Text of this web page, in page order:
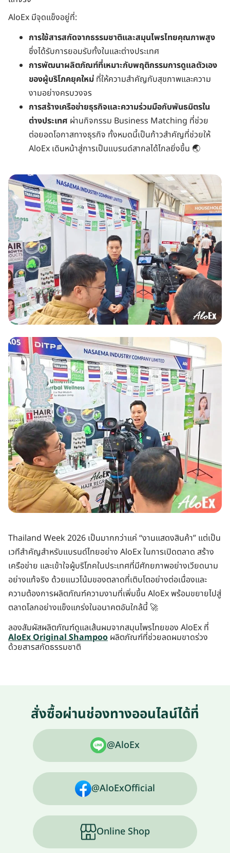
AloEx มีจุดแข็งอยู่ที่:
การใช้สารสกัดจากธรรมชาติและสมุนไพรไทยคุณภาพสูง
ซึ่งได้รับการยอมรับทั้งในและต่างประเทศ
การพัฒนาผลิตภัณฑ์ที่เหมาะกับพฤติกรรมการดูแลตัวเอง
ของผู้บริโภคยุคใหม่ ที่ให้ความสำคัญกับสุขภาพและความ
งามอย่างครบวงจร
การสร้างเครือข่ายธุรกิจและความร่วมมือกับพันธมิตรใน
ต่างประเทศ ผ่านกิจกรรม Business Matching ที่ช่วย
ต่อยอดโอกาสทางธุรกิจ ทั้งหมดนี้เป็นก้าวสำคัญที่ช่วยให้
AloEx เดินหน้าสู่การเป็นแบรนด์สากลได้ไกลยิ่งขึ้น 🌏
Thailand Week 2026 เป็นมากกว่าแค่ “งานแสดงสินค้า” แต่เป็น
เวทีสำคัญสำหรับแบรนด์ไทยอย่าง AloEx ในการเปิดตลาด สร้าง
เครือข่าย และเข้าใจผู้บริโภคในประเทศที่มีศักยภาพอย่างเวียดนาม
อย่างแท้จริง ด้วยแนวโน้มของตลาดที่เติบโตอย่างต่อเนื่องและ
ความต้องการผลิตภัณฑ์ความงามที่เพิ่มขึ้น AloEx พร้อมขยายไปสู่
ตลาดโลกอย่างแข็งแกร่งในอนาคตอันใกล้นี้ 🚀
ลองสัมผัสผลิตภัณฑ์ดูแลเส้นผมจากสมุนไพรไทยของ AloEx ที่
AloEx Original Shampoo ผลิตภัณฑ์ที่ช่วยลดผมขาดร่วง
ด้วยสารสกัดธรรมชาติ
สั่งซื้อผ่านช่องทางออนไลน์ได้ที่
@AloEx
@AloExOfficial
Online Shop